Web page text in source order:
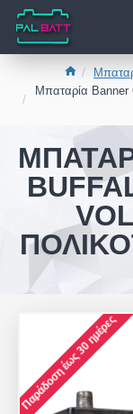
Μπαταρία
Παράδοση έως 30 ημέρες